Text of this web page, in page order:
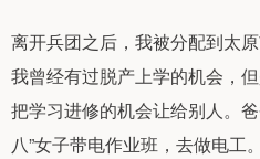
离开兵团之后，我被分配到太
我曾经有过脱产上学的机会，
把学习进修的机会让给别人。
八”女子带电作业班，去做电工